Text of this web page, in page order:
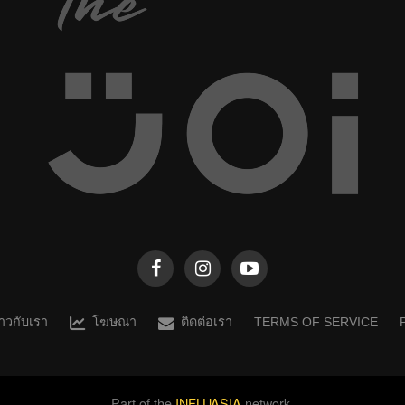
วกับเรา โฆษณา ติดต่อเรา TERMS OF SERVICE